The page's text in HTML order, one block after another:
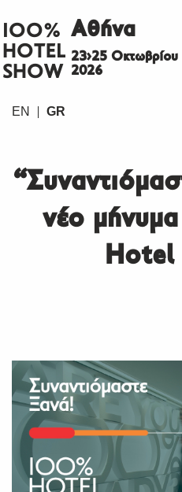
ΙΟΟ%
HOTEL
SHOW
Αθήνα
23>25 Οκτωβρίου
2026
EN GR
νέο
Hotel